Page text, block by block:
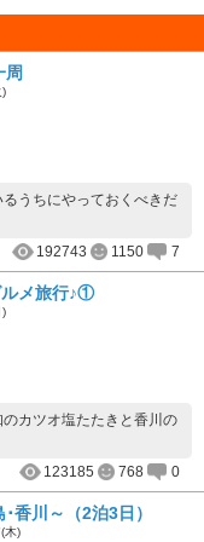
周
)
うちにやっておくべきだ
192743
1150 7
ルメ旅行♪①
)
カツオ塩たたきと香川の
123185
768 0
香川～（2泊3日）
木)